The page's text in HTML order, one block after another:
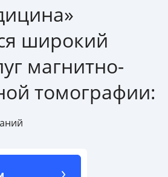
широкий
магнитно-
томографии: